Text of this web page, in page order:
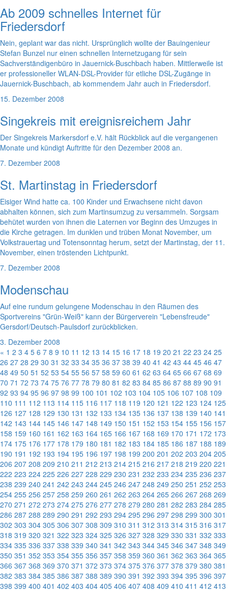
Ab 2009 schnelles Internet für
Friedersdorf
Nein, geplant war das nicht. Ursprünglich wollte der Bauingenieur
Stefan Bunzel nur einen schnellen Internetzugang für sein
Sachverständigenbüro in Jauernick-Buschbach haben. Mittlerweile ist
er professioneller WLAN-DSL-Provider für etliche DSL-Zugänge in
Jauernick-Buschbach, ab kommendem Jahr auch in Friedersdorf.
15. Dezember 2008
Singekreis mit ereignisreichem Jahr
Der Singekreis Markersdorf e.V. hält Rückblick auf die vergangenen
Monate und kündigt Auftritte für den Dezember 2008 an.
7. Dezember 2008
St. Martinstag in Friedersdorf
Eisiger Wind hatte ca. 100 Kinder und Erwachsene nicht davon
abhalten können, sich zum Martinsumzug zu versammeln. Sorgsam
behütet wurden von ihnen die Laternen vor Beginn des Umzuges in
die Kirche getragen. Im dunklen und trüben Monat November, um
Volkstrauertag und Totensonntag herum, setzt der Martinstag, der 11.
November, einen tröstenden Lichtpunkt.
7. Dezember 2008
Modenschau
Auf eine rundum gelungene Modenschau in den Räumen des
Sportvereins "Grün-Weiß" kann der Bürgerverein "Lebensfreude"
Gersdorf/Deutsch-Paulsdorf zurückblicken.
3. Dezember 2008
« 1 2 3 4 5 6 7 8 9 10 11 12 13 14 15 16 17 18 19 20 21 22 23 24 25
26 27 28 29 30 31 32 33 34 35 36 37 38 39 40 41 42 43 44 45 46 47
48 49 50 51 52 53 54 55 56 57 58 59 60 61 62 63 64 65 66 67 68 69
70 71 72 73 74 75 76 77 78 79 80 81 82 83 84 85 86 87 88 89 90 91
92 93 94 95 96 97 98 99 100 101 102 103 104 105 106 107 108 109
110 111 112 113 114 115 116 117 118 119 120 121 122 123 124 125
126 127 128 129 130 131 132 133 134 135 136 137 138 139 140 141
142 143 144 145 146 147 148 149 150 151 152 153 154 155 156 157
158 159 160 161 162 163 164 165 166 167 168 169 170 171 172 173
174 175 176 177 178 179 180 181 182 183 184 185 186 187 188 189
190 191 192 193 194 195 196 197 198 199 200 201 202 203 204 205
206 207 208 209 210 211 212 213 214 215 216 217 218 219 220 221
222 223 224 225 226 227 228 229 230 231 232 233 234 235 236 237
238 239 240 241 242 243 244 245 246 247 248 249 250 251 252 253
254 255 256 257 258 259 260 261 262 263 264 265 266 267 268 269
270 271 272 273 274 275 276 277 278 279 280 281 282 283 284 285
286 287 288 289 290 291 292 293 294 295 296 297 298 299 300 301
302 303 304 305 306 307 308 309 310 311 312 313 314 315 316 317
318 319 320 321 322 323 324 325 326 327 328 329 330 331 332 333
334 335 336 337 338 339 340 341 342 343 344 345 346 347 348 349
350 351 352 353 354 355 356 357 358 359 360 361 362 363 364 365
366 367 368 369 370 371 372 373 374 375 376 377 378 379 380 381
382 383 384 385 386 387 388 389 390 391 392 393 394 395 396 397
398 399 400 401 402 403 404 405 406 407 408 409 410 411 412 413